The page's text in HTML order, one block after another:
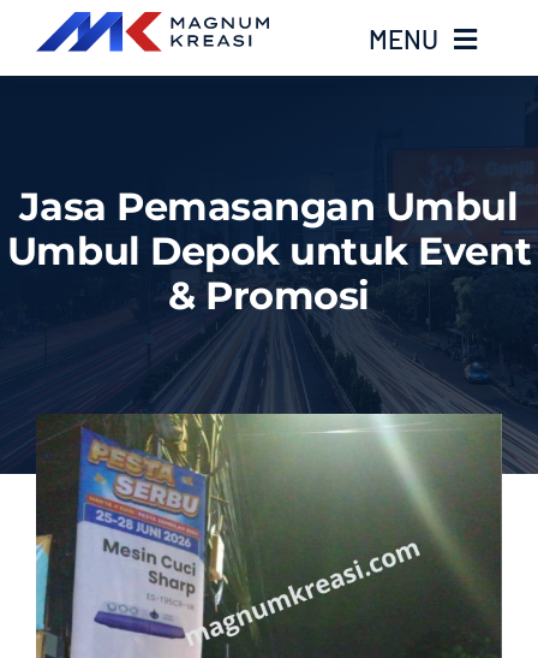
content
MENU
Services
About
Contact
Jasa Pemasangan Umbul
Umbul Depok untuk Event
& Promosi